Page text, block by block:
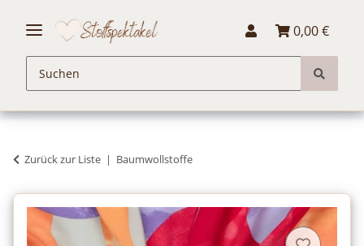
0,00 €
Zurück zur Liste Baumwollstoffe